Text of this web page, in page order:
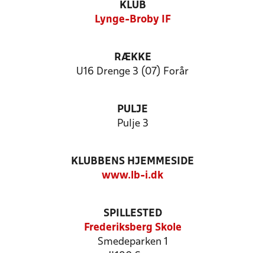
KLUB
Lynge-Broby IF
RÆKKE
U16 Drenge 3 (07) Forår
PULJE
Pulje 3
KLUBBENS HJEMMESIDE
www.lb-i.dk
SPILLESTED
Frederiksberg Skole
Smedeparken 1